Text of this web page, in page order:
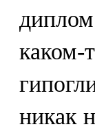
каком-
никак